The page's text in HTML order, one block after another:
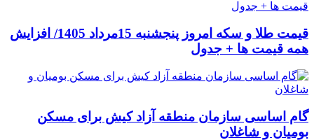
قیمت طلا و سکه امروز پنجشنبه 15مرداد 1405/ افزایش
همه قیمت ها + جدول
گام اساسی سازمان منطقه آزاد کیش برای مسکن
بومیان و شاغلان